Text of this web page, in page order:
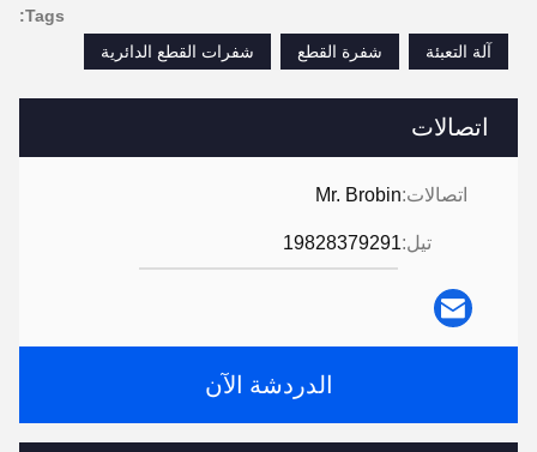
اتصالات
اتصالات:Mr. Brobin
تيل:19828379291
الدردشة الآن
Tags:
آلة التعبئة
شفرة القطع شفرات القطع الدائرية